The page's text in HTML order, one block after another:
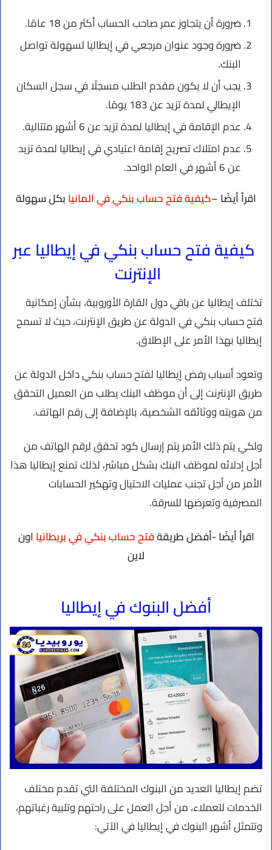
ضرورة أن يتجاوز عمر صاحب الحساب أكثر من 18 عامًا.
ضرورة وجود عنوان مرجعي في إيطاليا لسهولة تواصل
البنك.
يجب أن لا يكون مقدم الطلب مسجلًا في سجل السكان
الإيطالي لمدة تزيد عن 183 يومًا.
عدم الإقامة في إيطاليا لمدة تزيد عن 6 أشهر متتالية.
عدم امتلاك تصريح إقامة اعتيادي في إيطاليا لمدة تزيد
عن 6 أشهر في العام الواحد.
اقرأ أيضًا –كيفية فتح حساب بنكي في المانيابكل سهولة
كيفية فتح حساب بنكي في إيطاليا عبر
الإنترنت
تختلف إيطاليا عن باقي دول القارة الأوروبية، بشأن إمكانية
فتح حساب بنكي في الدولة عن طريق الإنترنت، حيث لا تسمح
إيطاليا بهذا الأمر على الإطلاق.
وتعود أسباب رفض إيطاليا لفتح حساب بنكي داخل الدولة عن
طريق الإنترنت إلى أن موظف البنك يطلب من العميل التحقق
من هويته ووثائقه الشخصية، بالإضافة إلى رقم الهاتف.
ولكي يتم ذلك الأمر يتم إرسال كود تحقق لرقم الهاتف من
أجل إدلائه لموظف البنك بشكل مباشر، لذلك تمنع إيطاليا هذا
الأمر من أجل تجنب عمليات الاحتيال وتهكير الحسابات
المصرفية وتعرضها للسرقة.
اقرأ أيضًا -أفضل طريقةفتح حساب بنكي في بريطانيااون
لاين
أفضل البنوك في إيطاليا
تضم إيطاليا العديد من البنوك المختلفة التي تقدم مختلف
الخدمات للعملاء، من أجل العمل على راحتهم وتلبية رغباتهم،
وتتمثل أشهر البنوك في إيطاليا في الآتي: